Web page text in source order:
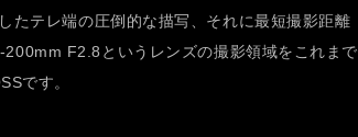
たテレ端の圧倒的な描写、それに最短撮影距離
F2.8というレンズの撮影領域をこれまで
です。